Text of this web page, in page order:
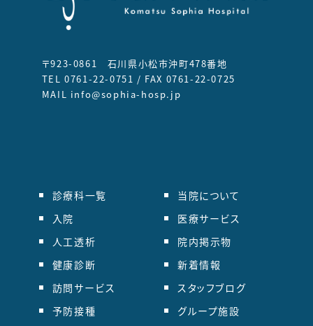
〒923-0861 石川県小松市沖町478番地
TEL 0761-22-0751 / FAX 0761-22-0725
MAIL info@sophia-hosp.jp
診療科一覧
入院
人工透析
健康診断
訪問サービス
予防接種
当院について
医療サービス
院内掲示物
新着情報
スタッフブログ
グループ施設